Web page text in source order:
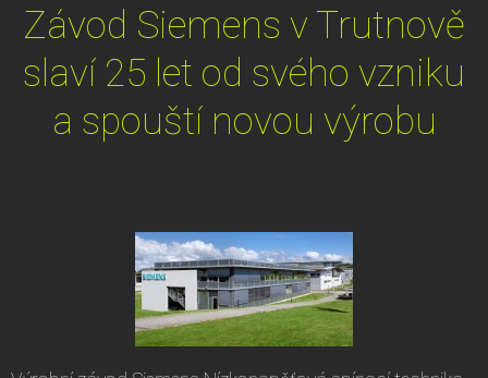
Závod Siemens v Trutnově
slaví 25 let od svého vzniku
a spouští novou výrobu